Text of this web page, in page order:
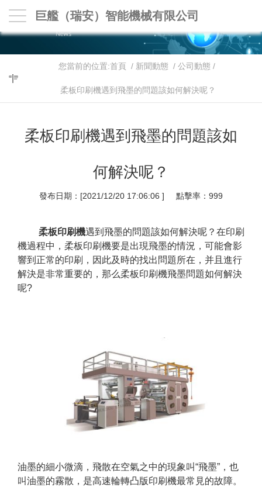
巨艦（瑞安）智能機械有限公司
您當前的位置:首頁/ 新聞動態 / 公司動態 /
柔板印刷機遇到飛墨的問題該如何解決呢？
柔板印刷機遇到飛墨的問題該如
何解決呢？
發布日期：[2021/12/20 17:06:06 ] 點擊率： 999
柔板印刷機遇到飛墨的問題該如何解決呢？在印刷
機過程中，柔板印刷機要是出現飛墨的情況，可能會影
響到正常的印刷，因此及時的找出問題所在，并且進行
解決是非常重要的，那么柔板印刷機飛墨問題如何解決
呢?
油墨的細小微滴，飛散在空氣之中的現象叫“飛墨”，也
叫油墨的霧散，是高速輪轉凸版印刷機最常見的故障。